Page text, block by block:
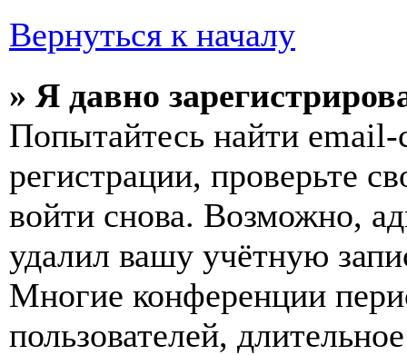
Вернуться к началу
» Я давно
Попытайтесь найти
регистрации, проверьте
войти снова. Возможно,
удалил вашу учётную
Многие конференции
пользователей,